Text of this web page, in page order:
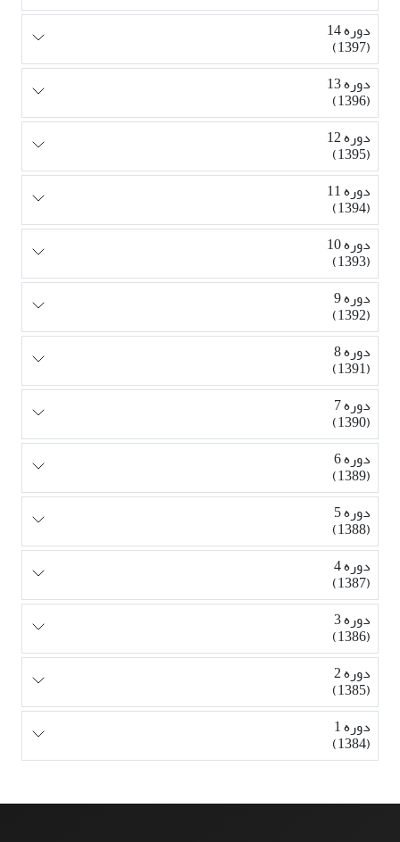
دوره 14
(1397)
دوره 13
(1396)
دوره 12
(1395)
دوره 11
(1394)
دوره 10
(1393)
دوره 9
(1392)
دوره 8
(1391)
دوره 7
(1390)
دوره 6
(1389)
دوره 5
(1388)
دوره 4
(1387)
دوره 3
(1386)
دوره 2
(1385)
دوره 1
(1384)